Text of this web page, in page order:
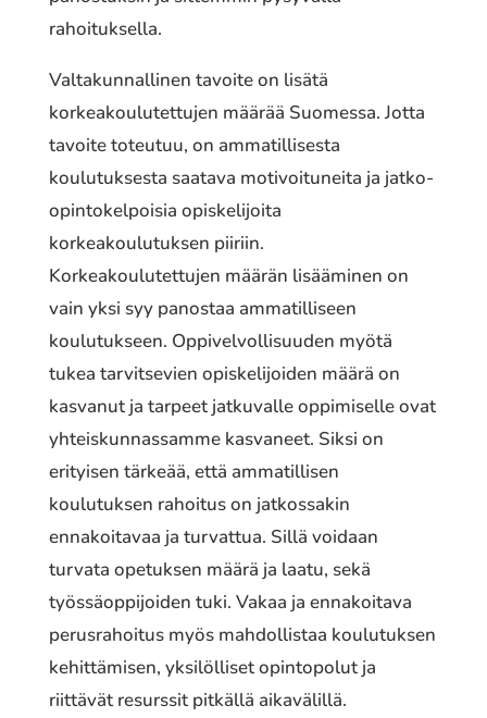
rahoituksella.
Valtakunnallinen tavoite on lisätä
korkeakoulutettujen määrää Suomessa. Jotta
tavoite toteutuu, on ammatillisesta
koulutuksesta saatava motivoituneita ja jatko-
opintokelpoisia opiskelijoita
korkeakoulutuksen piiriin.
Korkeakoulutettujen määrän lisääminen on
vain yksi syy panostaa ammatilliseen
koulutukseen. Oppivelvollisuuden myötä
tukea tarvitsevien opiskelijoiden määrä on
kasvanut ja tarpeet jatkuvalle oppimiselle ovat
yhteiskunnassamme kasvaneet. Siksi on
erityisen tärkeää, että ammatillisen
koulutuksen rahoitus on jatkossakin
ennakoitavaa ja turvattua. Sillä voidaan
turvata opetuksen määrä ja laatu, sekä
työssäoppijoiden tuki. Vakaa ja ennakoitava
perusrahoitus myös mahdollistaa koulutuksen
kehittämisen, yksilölliset opintopolut ja
riittävät resurssit pitkällä aikavälillä.